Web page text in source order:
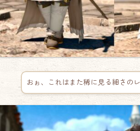
おぉ、これはまた稀に見る細さの